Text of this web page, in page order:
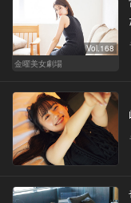
Vol.168
金曜美女劇場